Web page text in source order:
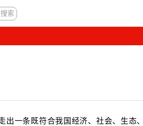
出一条既符合我国经济、社会、生态